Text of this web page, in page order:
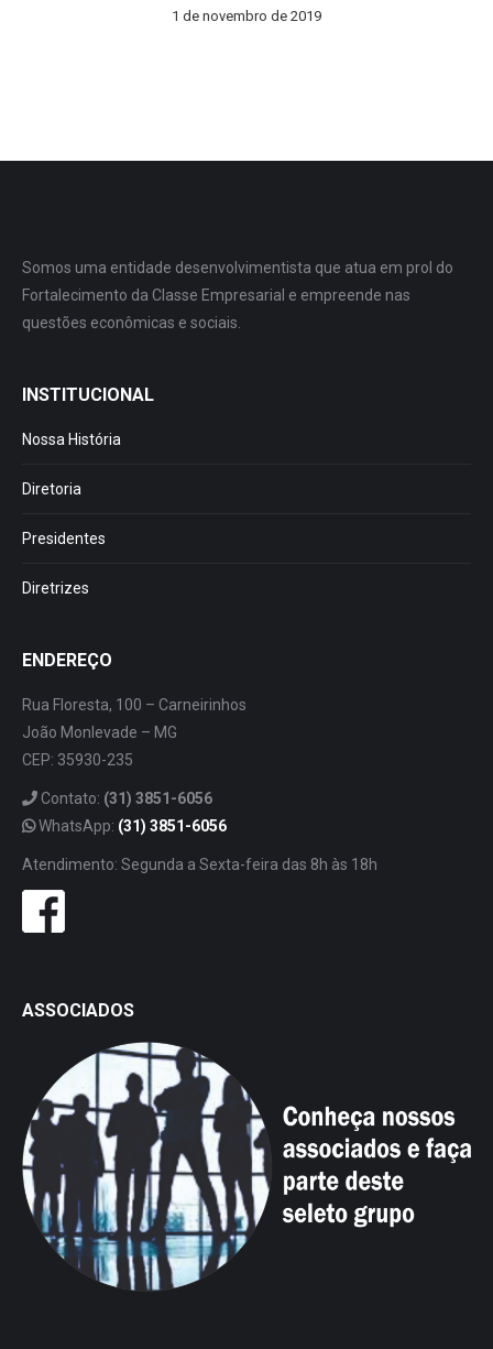
1 de novembro de 2019
Somos uma entidade desenvolvimentista que atua em prol do
Fortalecimento da Classe Empresarial e empreende nas
questões econômicas e sociais.
INSTITUCIONAL
Nossa História
Diretoria
Presidentes
Diretrizes
ENDEREÇO
Rua Floresta, 100 – Carneirinhos
João Monlevade – MG
CEP: 35930-235
Contato: (31) 3851-6056
WhatsApp: (31) 3851-6056
Atendimento: Segunda a Sexta-feira das 8h às 18h
ASSOCIADOS